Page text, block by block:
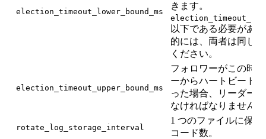
election_timeout_lower_bound_ms
きます。
以下である必要があ
的には、両者は同じ
ください。
election_timeout_upper_bound_ms
フォロワーがこの時
ーからハートビート
った場合、リーダー
なければなりません。
rotate_log_storage_interval
1 つのファイルに保
コード数。